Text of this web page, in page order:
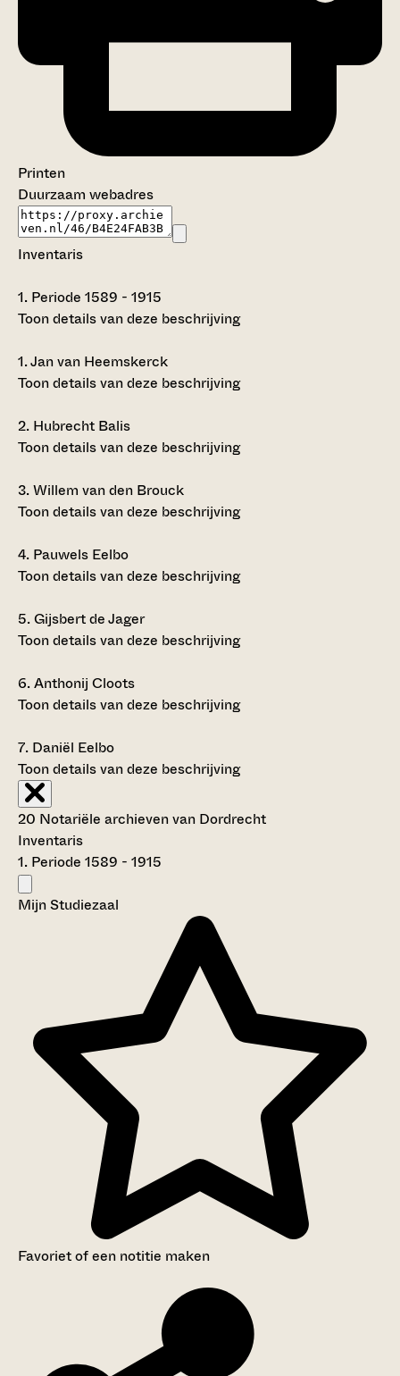
Printen
Duurzaam webadres
Inventaris
1. Periode 1589 - 1915
Toon details van deze beschrijving
1.Jan van Heemskerck
Toon details van deze beschrijving
2. Hubrecht Balis
Toon details van deze beschrijving
3.Willem van den Brouck
Toon details van deze beschrijving
4. Pauwels Eelbo
Toon details van deze beschrijving
5.Gijsbert de Jager
Toon details van deze beschrijving
6.Anthonij Cloots
Toon details van deze beschrijving
7. Daniël Eelbo
Toon details van deze beschrijving
20 Notariële archieven van Dordrecht
Inventaris
1. Periode 1589 - 1915
Mijn Studiezaal
Favoriet of een notitie maken